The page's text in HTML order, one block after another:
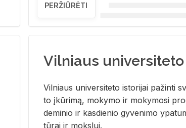
PERŽIŪRĖTI
Vilniaus
Vil­niaus uni­ver­si­te­to is­to­ri­jai pa­žin­ti
to įkū­ri­mą, mo­ky­mo ir mo­ky­mo­si
de­mi­nio ir kas­die­nio gy­ve­ni­mo
tū­rai ir moks­lui.